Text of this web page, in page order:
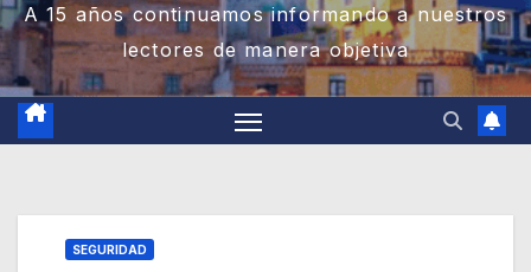
A 15 años continuamos informando a nuestros
lectores de manera objetiva
SEGURIDAD